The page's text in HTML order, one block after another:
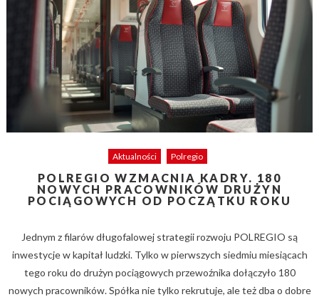
Aktualności Polregio
POLREGIO WZMACNIA KADRY. 180
NOWYCH PRACOWNIKÓW DRUŻYN
POCIĄGOWYCH OD POCZĄTKU ROKU
Jednym z filarów długofalowej strategii rozwoju POLREGIO są
inwestycje w kapitał ludzki. Tylko w pierwszych siedmiu miesiącach
tego roku do drużyn pociągowych przewoźnika dołączyło 180
nowych pracowników. Spółka nie tylko rekrutuje, ale też dba o dobre